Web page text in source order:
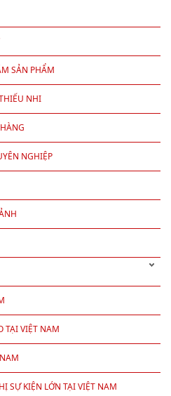
SẢN PHẨM
NHI
NGHIỆP
TẠI VIỆT NAM
SỰ KIỆN LỚN TẠI VIỆT NAM